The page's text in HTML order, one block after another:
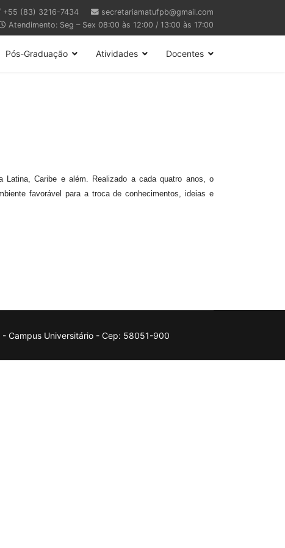
+55 (83) 3216-7434
secretariamatufpb@gmail.com
Atendimento: Seg – Sex 08:00 às 12:00 / 13:00 às 17:00
Pós-Graduação Atividades Docentes
Latina, Caribe e além. Realizado a cada quatro anos, o
favorável para a troca de conhecimentos, ideias e
Campus Universitário - Cep: 58051-900